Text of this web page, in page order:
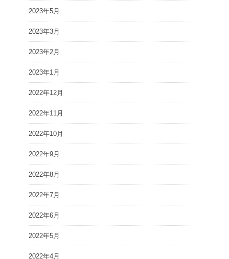
2023年5月
2023年3月
2023年2月
2023年1月
2022年12月
2022年11月
2022年10月
2022年9月
2022年8月
2022年7月
2022年6月
2022年5月
2022年4月